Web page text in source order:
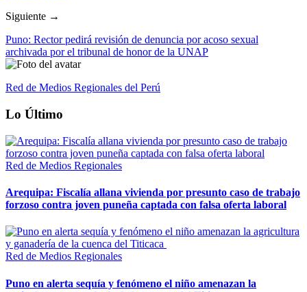
Siguiente →
Puno: Rector pedirá revisión de denuncia por acoso sexual
archivada por el tribunal de honor de la UNAP
Red de Medios Regionales del Perú
Lo Último
Red de Medios Regionales
Arequipa: Fiscalía allana vivienda por presunto caso de trabajo
forzoso contra joven puneña captada con falsa oferta laboral
Red de Medios Regionales
Puno en alerta sequía y fenómeno el niño amenazan la